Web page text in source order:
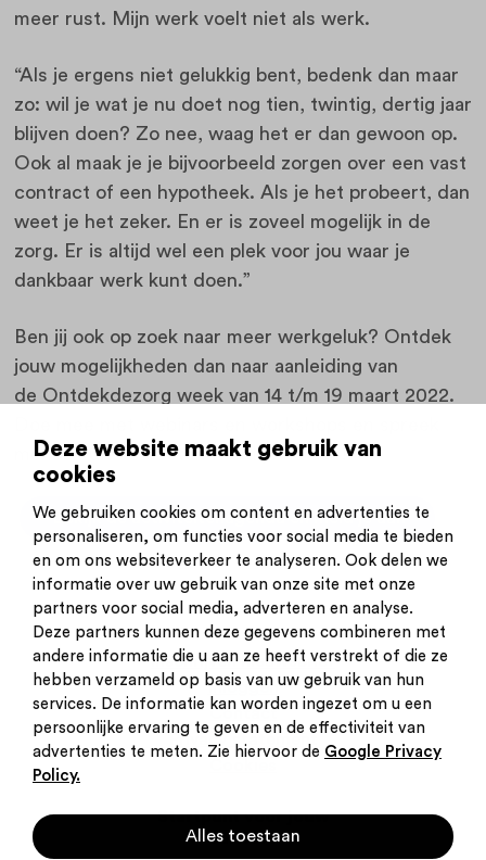
Deze website maakt gebruik van
cookies
We gebruiken cookies om content en advertenties te
personaliseren, om functies voor social media te bieden
en om ons websiteverkeer te analyseren. Ook delen we
informatie over uw gebruik van onze site met onze
partners voor social media, adverteren en analyse.
Deze partners kunnen deze gegevens combineren met
andere informatie die u aan ze heeft verstrekt of die ze
hebben verzameld op basis van uw gebruik van hun
services. De informatie kan worden ingezet om u een
persoonlijke ervaring te geven en de effectiviteit van
advertenties te meten. Zie hiervoor de Google Privacy
Policy.
Alles toestaan
meer rust. Mijn werk voelt niet als werk.
“Als je ergens niet gelukkig bent, bedenk dan maar
zo: wil je wat je nu doet nog tien, twintig, dertig jaar
blijven doen? Zo nee, waag het er dan gewoon op.
Ook al maak je je bijvoorbeeld zorgen over een vast
contract of een hypotheek. Als je het probeert, dan
weet je het zeker. En er is zoveel mogelijk in de
zorg. Er is altijd wel een plek voor jou waar je
dankbaar werk kunt doen.”
Ben jij ook op zoek naar meer werkgeluk? Ontdek
jouw mogelijkheden dan naar aanleiding van
de Ontdekdezorg week van 14 t/m 19 maart 2022.
mensen uit de sector. Meld je nu aan!
Bekijk de activiteitenagenda en meld je aan
Inschrijven nieuwsbrief
Inloggen
Contact
Privacy statement
Startpunt voor jouw
carrière